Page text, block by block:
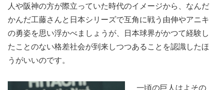
人や阪神の方が際立っていた時代のイメージから、なんだ
かんだ工藤さんと日本シリーズで互角に戦う由伸やアニキ
の勇姿を思い浮かべましょうが、日本球界がかつて経験し
たことのない格差社会が到来しつつあることを認識したほ
うがいいのです。
一頃の巨人はよその